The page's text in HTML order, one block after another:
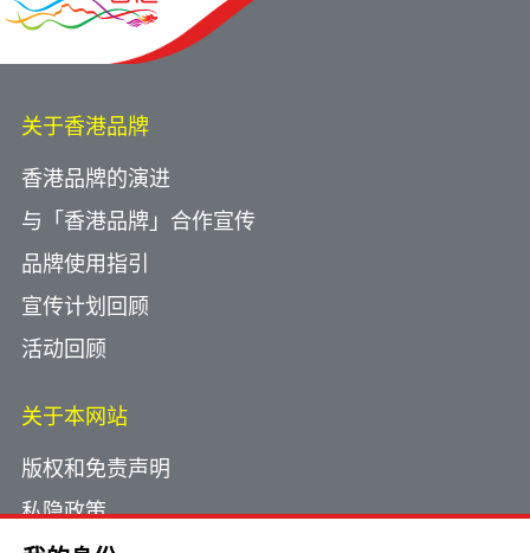
关于香港品牌
香港品牌的演进
与「香港品牌」合作宣传
品牌使用指引
宣传计划回顾
活动回顾
关于本网站
版权和免责声明
私隐政策